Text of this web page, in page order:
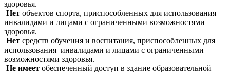
здоровья.
Нет объектов спорта, приспособленных для использования
инвалидами и лицами с ограниченными возможностями
здоровья.
Нет средств обучения и воспитания, приспособленных для
использования инвалидами и лицами с ограниченными
возможностями здоровья.
Не имеет обеспеченный доступ в здание образовательной